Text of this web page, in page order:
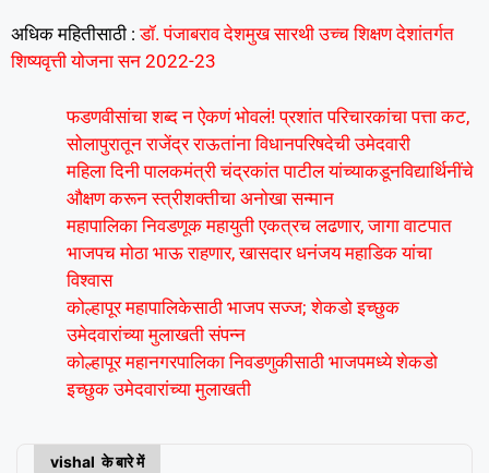
अधिक महितीसाठी :डॉ. पंजाबराव देशमुख सारथी उच्च शिक्षण देशांतर्गत
शिष्यवृत्ती योजना सन 2022-23
फडणवीसांचा शब्द न ऐकणं भोवलं! प्रशांत परिचारकांचा पत्ता कट,
सोलापुरातून राजेंद्र राऊतांना विधानपरिषदेची उमेदवारी
महिला दिनी पालकमंत्री चंद्रकांत पाटील यांच्याकडूनविद्यार्थिनींचे
औक्षण करून स्त्रीशक्तीचा अनोखा सन्मान
महापालिका निवडणूक महायुती एकत्रच लढणार, जागा वाटपात
भाजपच मोठा भाऊ राहणार, खासदार धनंजय महाडिक यांचा
विश्वास
कोल्हापूर महापालिकेसाठी भाजप सज्ज; शेकडो इच्छुक
उमेदवारांच्या मुलाखती संपन्न
कोल्हापूर महानगरपालिका निवडणुकीसाठी भाजपमध्ये शेकडो
इच्छुक उमेदवारांच्या मुलाखती
vishal के बारे में